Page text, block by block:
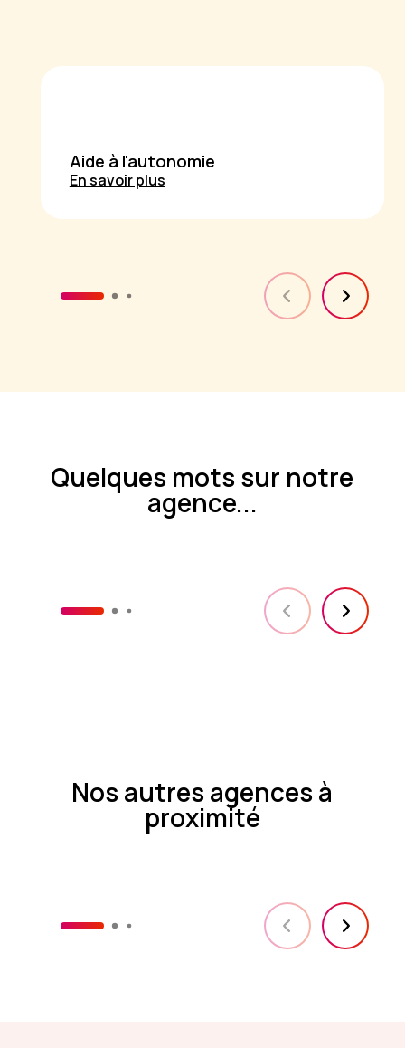
Aide à l'autonomie
En savoir plus
Quelques mots sur notre
agence...
Nos autres agences à
proximité